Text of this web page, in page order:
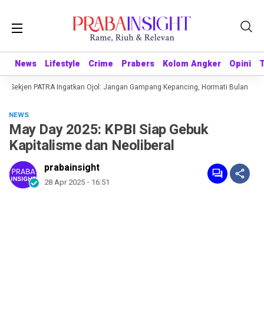
News Lifestyle Crime Prabers Kolom Angker Opini
News Lifestyle Crime Prabers Kolom Angker Opini
PATRA Ingatkan Ojol: Jangan Gampang Kepancing, Hormati Bulan
NEWS
May Day 2025: KPBI Siap Gebuk
Kapitalisme dan Neoliberal
prabainsight
28 Apr 2025 - 16:51